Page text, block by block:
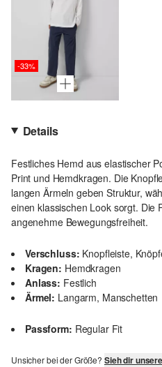
-33%
Details
Festliches Hemd aus elastischer
Print und Hemdkragen. Die
langen Ärmeln geben Struktur,
einen klassischen Look sorgt. Die
angenehme Bewegungsfreiheit.
Verschluss: Knopfleiste,
Kragen: Hemdkragen
Anlass: Festlich
Ärmel: Langarm, Manschetten
Passform: Regular Fit
Unsicher bei der Größe? Sieh dir